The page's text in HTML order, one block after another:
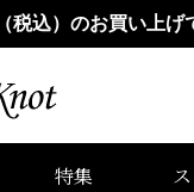
込）のお買い上げ
特集